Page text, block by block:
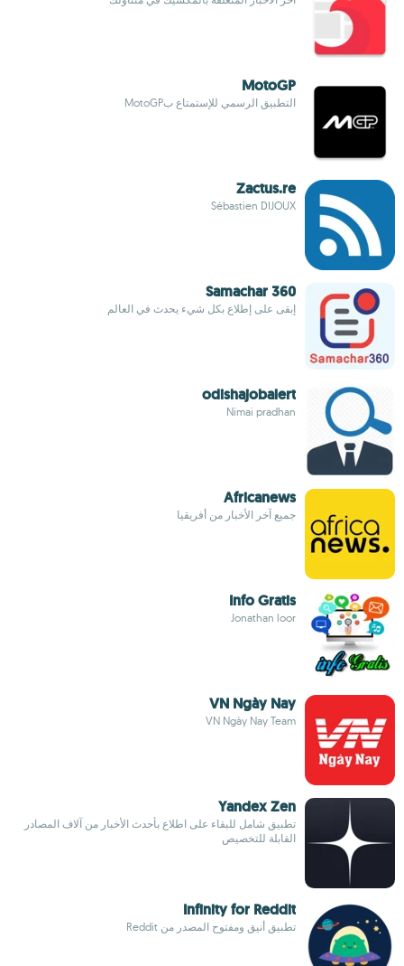
MotoGP
التطبيق الرسمي للإستمتاع بMotoGP
Zactus.re
Sébastien DIJOUX
Samachar 360
إبقى على إطلاع بكل شيء يحدث في العالم
odishajobalert
Nimai pradhan
Africanews
جميع آخر الأخبار من أفريقيا
Info Gratis
Jonathan loor
VN Ngày Nay
VN Ngày Nay Team
Yandex Zen
تطبيق شامل للبقاء على اطلاع بأحدث الأخبار من آلاف المصادر
القابلة للتخصيص
Infinity for Reddit
تطبيق أنيق ومفتوح المصدر من Reddit